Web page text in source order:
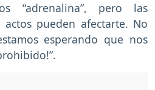
“adrenalina”, pero las
actos pueden afectarte. No
esperando que nos